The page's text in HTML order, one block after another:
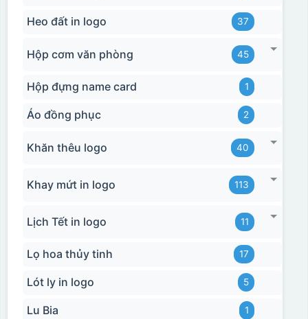
Heo đất in logo 37
Hộp cơm văn phòng 45
Hộp đựng name card 1
Áo đồng phục 2
Khăn thêu logo 40
Khay mứt in logo 113
Lịch Tết in logo 11
Lọ hoa thủy tinh 17
Lót ly in logo 5
Lu Bia 1